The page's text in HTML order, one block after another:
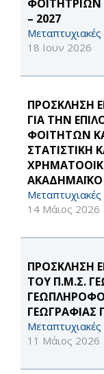
ΦΟΙΤΗΤΡΙΩΝ
– 2027
18 Ιουν 2026
ΠΡΟΣΚΛΗΣΗ
ΓΙΑ ΤΗΝ
ΦΟΙΤΗΤΩΝ
ΣΤΑΤΙΣΤΙΚΗ
ΑΚΑΔΗΜΑΪΚΟ
14 Μάιος 2026
ΠΡΟΣΚΛΗΣΗ
ΤΟΥ Π.Μ.Σ.
ΓΕΩΓΡΑΦΙΑΣ
11 Μάιος 2026